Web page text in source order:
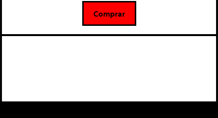
5
Comprar